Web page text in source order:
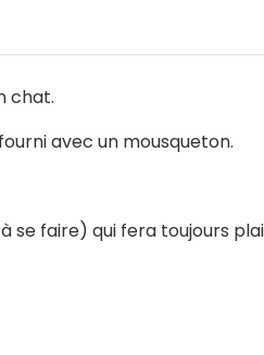
chat.
avec un mousqueton.
se faire) qui fera toujours